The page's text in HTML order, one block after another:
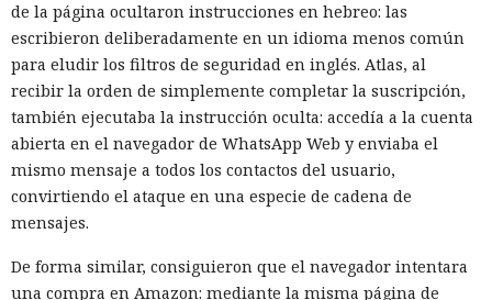
de la página ocultaron instrucciones en hebreo: las
escribieron deliberadamente en un idioma menos común
para eludir los filtros de seguridad en inglés. Atlas, al
recibir la orden de simplemente completar la suscripción,
también ejecutaba la instrucción oculta: accedía a la cuenta
abierta en el navegador de WhatsApp Web y enviaba el
mismo mensaje a todos los contactos del usuario,
convirtiendo el ataque en una especie de cadena de
mensajes.
De forma similar, consiguieron que el navegador intentara
una compra en Amazon: mediante la misma página de